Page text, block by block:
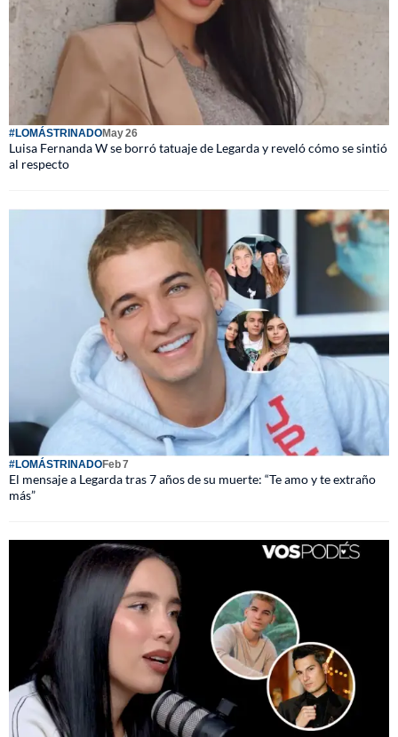
#LOMÁSTRINADOMay 26
Luisa Fernanda W se borró tatuaje de Legarda y reveló cómo se sintió
al respecto
#LOMÁSTRINADOFeb 7
El mensaje a Legarda tras 7 años de su muerte: “Te amo y te extraño
más”